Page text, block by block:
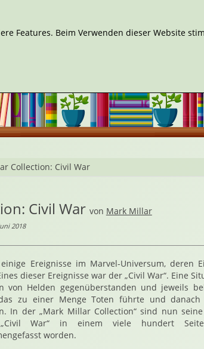
Collection: Civil War
Civil War von Mark Millar
2018
Ereignisse im Marvel-Universum, deren
dieser Ereignisse war der „Civil War“. Eine
von Helden gegenüberstanden und jeweils
zu einer Menge Toten führte und
In der „Mark Millar Collection“ sind nun
War“ in einem viele hundert
worden.
Features. Beim Verwenden dieser Website